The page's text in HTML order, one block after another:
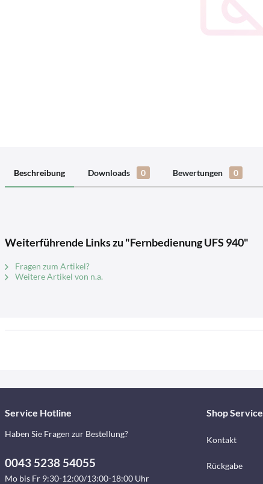
Beschreibung Downloads 0 Bewertungen 0
Weiterführende Links zu "Fernbedienung UFS 940"
Fragen zum Artikel?
Weitere Artikel von n.a.
Service Hotline
Haben Sie Fragen zur Bestellung?
0043 5238 54055
Mo bis Fr 9:30-12:00/13:00-18:00 Uhr
Shop Service
Kontakt
Rückgabe